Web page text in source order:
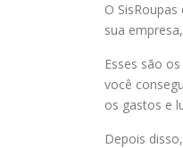
O
sua
Esses são
você
os gastos e
Depois